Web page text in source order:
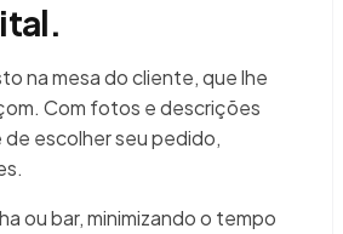
na mesa do cliente, que lhe
Com fotos e descrições
escolher seu pedido,
ou bar, minimizando o tempo